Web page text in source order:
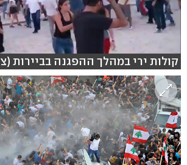
קולות ירי במהלך ההפגנה בביירות